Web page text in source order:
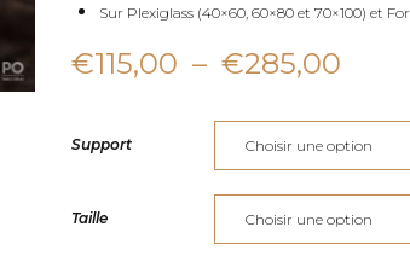
Sur Plexiglass (40×60, 60×80 et 70×100) et
€115,00 – €285,00
prix :
à
Support
Taille